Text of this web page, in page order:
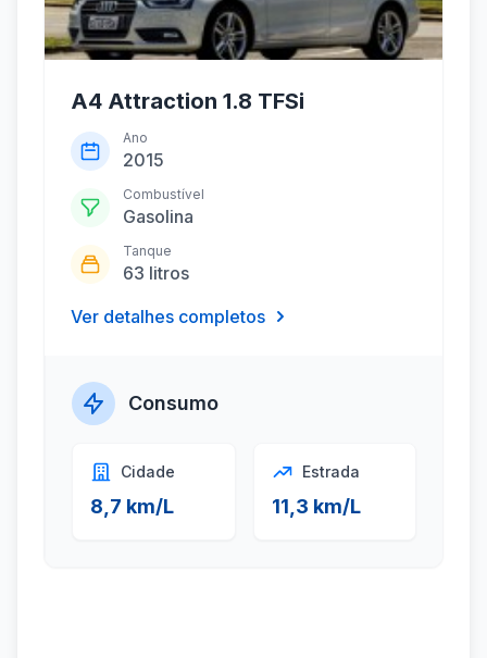
A4 Attraction 1.8 TFSi
Ano
2015
Combustível
Gasolina
Tanque
63 litros
Ver detalhes completos
Consumo
Cidade
8,7 km/L
Estrada
11,3 km/L